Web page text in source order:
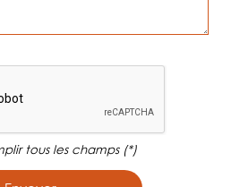
tous les champs (*)